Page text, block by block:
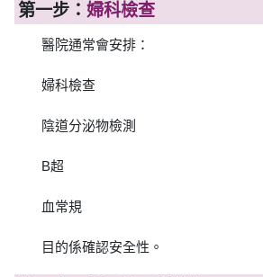
第一步： 婦科檢查
醫院通常會安排：
婦科檢查
陰道分泌物檢測
B超
血常規
目的係確認安全性。